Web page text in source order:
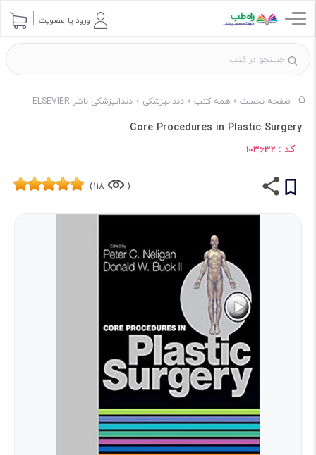
ورود یا عضویت
صفحه نخست همه کتب دندانپزشکی دندانپزشکی ناشر ELSEVIER
Core Procedures in Plastic Surgery
کد : 103632
(
118)